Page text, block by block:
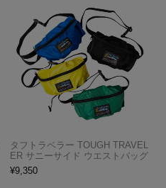
タフトラベラー TOUGH TRAVEL
ER サニーサイド ウエストバッグ
¥9,350